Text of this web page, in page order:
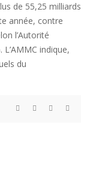
de 55,25 milliards
année, contre
l’Autorité
indique,
du